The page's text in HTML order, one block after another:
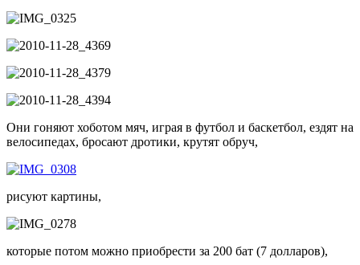
Они гоняют хоботом мяч, играя в футбол и баскетбол, ездят на
велосипедах, бросают дротики, крутят обруч,
рисуют картины,
которые потом можно приобрести за 200 бат (7 долларов),